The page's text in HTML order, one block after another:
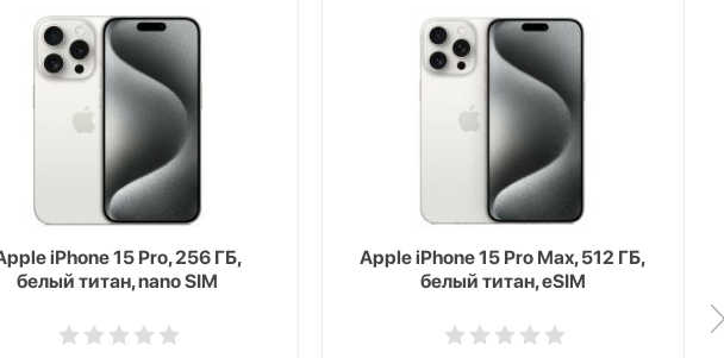
iPhone 15 Pro, 256 ГБ,
белый титан, nano SIM
Apple iPhone 15 Pro Max, 512 ГБ,
белый титан, eSIM